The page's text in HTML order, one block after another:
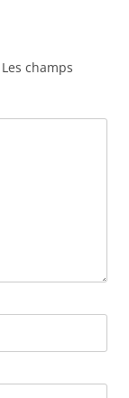
Les champs